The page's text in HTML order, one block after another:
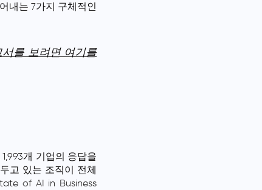
내는 7가지 구체적인
서를 보려면 여기를
개 기업의 응답을
고 있는 조직이 전체
of AI in Business